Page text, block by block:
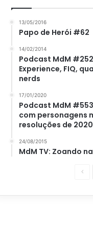
13/05/2016
Papo de Herói #62
14/02/2014
Podcast MdM
Experience, FIQ,
nerds
17/01/2020
Podcast MdM
com personagens
resoluções de 2020
24/08/2015
MdM TV: Zoando